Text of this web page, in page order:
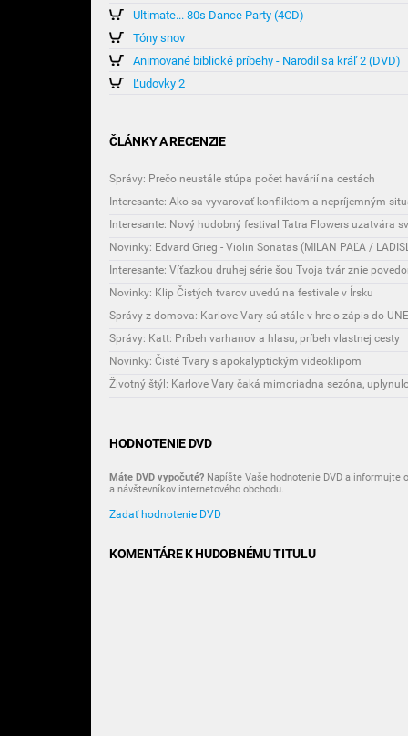
Ultimate... 80s Dance Party (4CD)
Tóny snov
Animované biblické príbehy - Narodil sa kráľ 2 (DVD)
Ľudovky 2
ČLÁNKY A RECENZIE
Správy: Prečo neustále stúpa počet havárií na cestách
Interesante: Ako sa vyvarovať konfliktom a nepríjemným
Novinky: Edvard Grieg - Violin Sonatas (MILAN PAĽA /
Interesante: Víťazkou druhej série šou Tvoja tvár znie
Novinky: Klip Čistých tvarov uvedú na festivale v Írsku
Správy z domova: Karlove Vary sú stále v hre o zápis do
Správy: Katt: Príbeh varhanov a hlasu, príbeh vlastnej cesty
Novinky: Čisté Tvary s apokalyptickým videoklipom
HODNOTENIE DVD
Máte DVD vypočuté? Napíšte Vaše hodnotenie DVD a informujte
a návštevníkov internetového obchodu.
Zadať hodnotenie DVD
KOMENTÁRE K HUDOBNÉMU TITULU